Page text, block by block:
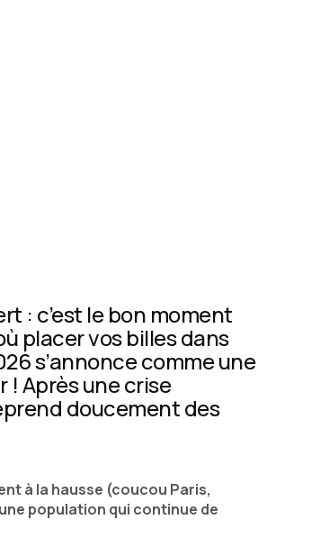
: c’est le bon moment
placer vos billes dans
s’annonce comme une
! Après une crise
doucement des
à la hausse (coucou Paris,
population qui continue de